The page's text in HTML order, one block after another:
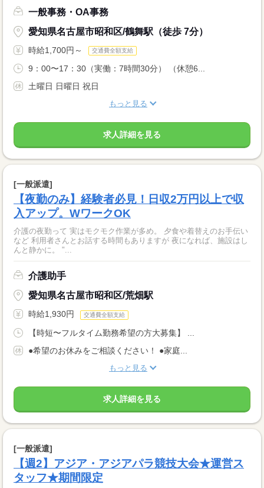
一般事務・OA事務
愛知県名古屋市昭和区/鶴舞駅（徒歩 7分）
時給1,700円～ 交通費全額支給
9：00〜17：30（実働：7時間30分） （休憩6...
土曜日 日曜日 祝日
もっと見る
求人詳細を見る
[一般派遣]
【夜勤のみ】経験者必見！日収2万円以上で収
入アップ。WワークOK
介護の夜勤って 実はモクモク作業が多め。 夕食や着替えのお手伝い
など 利用者さんとお話する時間もありますが 夜になれば、施設はし
んと静かに。 "...
介護助手
愛知県名古屋市昭和区/荒畑駅
時給1,930円 交通費全額支給
【時短〜フルタイム勤務希望の方大募集】 ...
●希望のお休みをご相談ください！ ●家庭...
もっと見る
求人詳細を見る
[一般派遣]
【週2】アジア・アジアパラ競技大会★運営ス
タッフ★期間限定